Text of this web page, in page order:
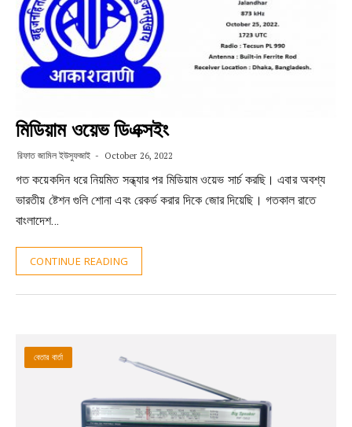
মিডিয়াম ওয়েভ ডিএক্সইং
রিফাত জামিল ইউসুফজাই October 26, 2022
গত কয়েকদিন ধরে নিয়মিত সন্ধ্যার পর মিডিয়াম ওয়েভ সার্চ করছি। এবার অবশ্য
ভারতীয় ষ্টেশন গুলি শোনা এবং রেকর্ড করার দিকে জোর দিয়েছি। গতকাল রাতে
বাংলাদেশ…
CONTINUE READING
বেতার বার্তা